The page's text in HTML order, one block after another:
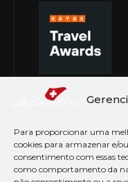
Para proporcionar uma
cookies para armazenar e/
consentimento com essas
como comportamento da